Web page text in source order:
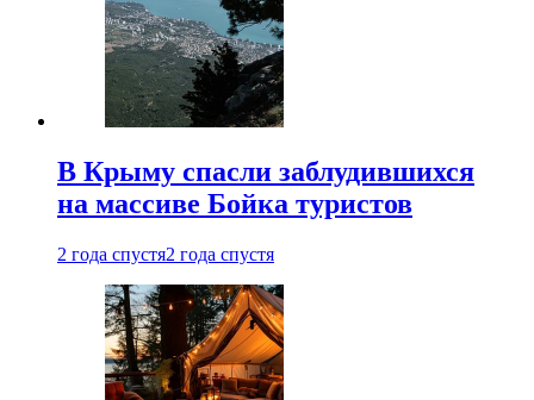
В Крыму спасли заблудившихся
на массиве Бойка туристов
2 года спустя2 года спустя